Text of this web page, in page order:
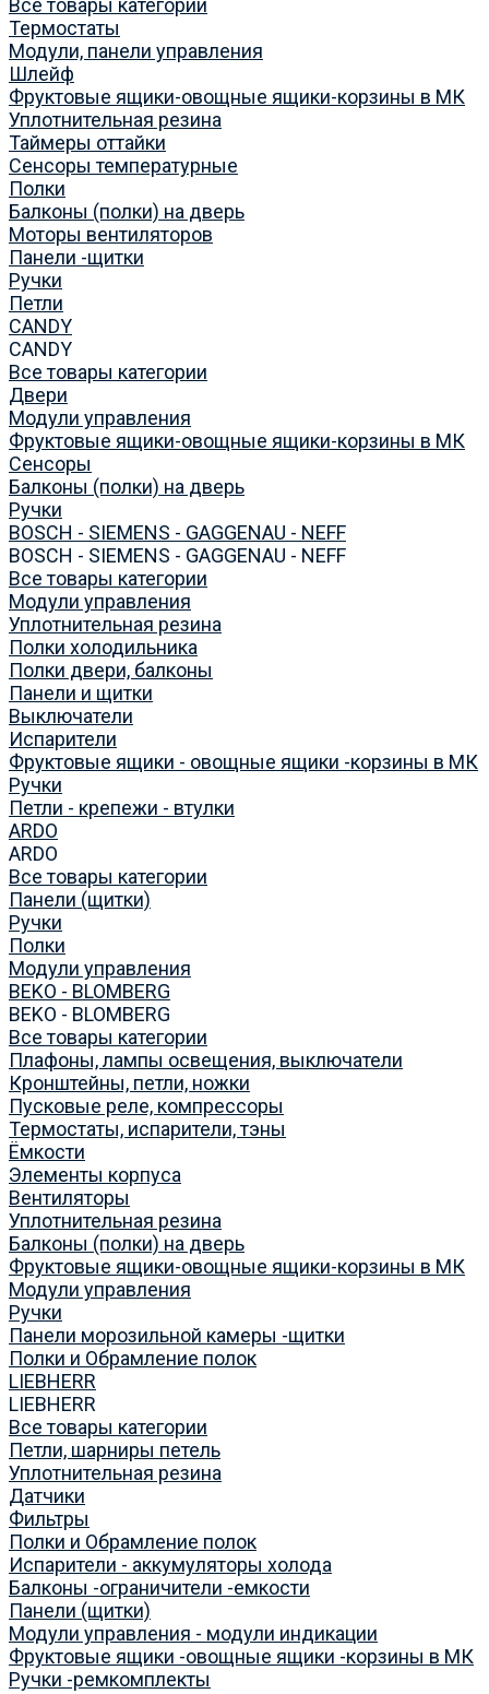
Все товары категории
Термостаты
Модули, панели управления
Шлейф
Фруктовые ящики-овощные ящики-корзины в МК
Уплотнительная резина
Таймеры оттайки
Сенсоры температурные
Полки
Балконы (полки) на дверь
Моторы вентиляторов
Панели -щитки
Ручки
Петли
CANDY
CANDY
Все товары категории
Двери
Модули управления
Фруктовые ящики-овощные ящики-корзины в МК
Сенсоры
Балконы (полки) на дверь
Ручки
BOSCH - SIEMENS - GAGGENAU - NEFF
BOSCH - SIEMENS - GAGGENAU - NEFF
Все товары категории
Модули управления
Уплотнительная резина
Полки холодильника
Полки двери, балконы
Панели и щитки
Выключатели
Испарители
Фруктовые ящики - овощные ящики -корзины в МК
Ручки
Петли - крепежи - втулки
ARDO
ARDO
Все товары категории
Панели (щитки)
Ручки
Полки
Модули управления
BEKO - BLOMBERG
BEKO - BLOMBERG
Все товары категории
Плафоны, лампы освещения, выключатели
Кронштейны, петли, ножки
Пусковые реле, компрессоры
Термостаты, испарители, тэны
Ёмкости
Элементы корпуса
Вентиляторы
Уплотнительная резина
Балконы (полки) на дверь
Фруктовые ящики-овощные ящики-корзины в МК
Модули управления
Ручки
Панели морозильной камеры -щитки
Полки и Обрамление полок
LIEBHERR
LIEBHERR
Все товары категории
Петли, шарниры петель
Уплотнительная резина
Датчики
Фильтры
Полки и Обрамление полок
Испарители - аккумуляторы холода
Балконы -ограничители -емкости
Панели (щитки)
Модули управления - модули индикации
Фруктовые ящики -овощные ящики -корзины в МК
Ручки -ремкомплекты